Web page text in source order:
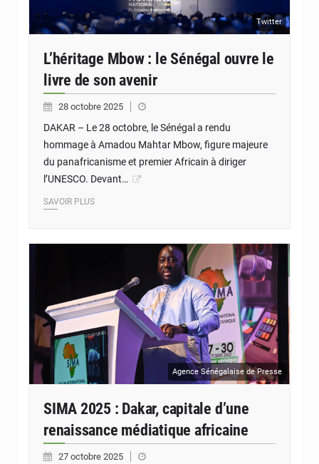
Twitter
L’héritage Mbow : le Sénégal ouvre le
livre de son avenir
28 octobre 2025
DAKAR – Le 28 octobre, le Sénégal a rendu
hommage à Amadou Mahtar Mbow, figure majeure
du panafricanisme et premier Africain à diriger
l’UNESCO. Devant…
SAVOIR PLUS
Agence Sénégalaise de Presse
SIMA 2025 : Dakar, capitale d’une
renaissance médiatique africaine
27 octobre 2025